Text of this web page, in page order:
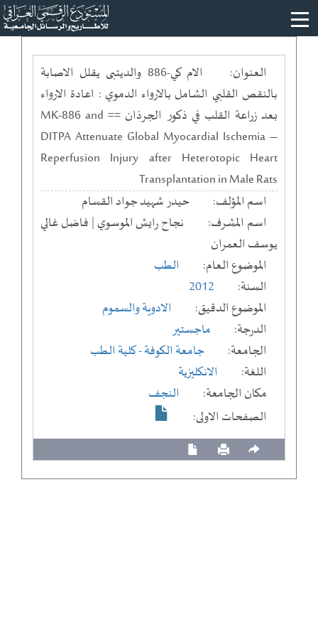
العنوان:
الام كي-886 والديتبى يقلل الاصابة
بالنقص القلبي الشامل بالارواء الدموي : اعادة الارواء
بعد زراعة القلب في ذكور الجرذان == MK-886 and
DITPA Attenuate Global Myocardial Ischemia –
Reperfusion Injury after Heterotopic Heart
Transplantation in Male Rats
اسم المؤلف:
حيدر شهيد جواد القسام
اسم المشرف:
نجاح رايش الموسوي | فاضل غالي
يوسف العمران
الموضوع العام:
الطب
السنة:
2012
الموضوع الدقيق:
الادوية والسموم
الدرجة:
ماجستير
الجامعة:
جامعة الكوفة- كلية الطب
اللغة:
الانكليزية
مكان الجامعة:
النجف
الصفحات الاولى: